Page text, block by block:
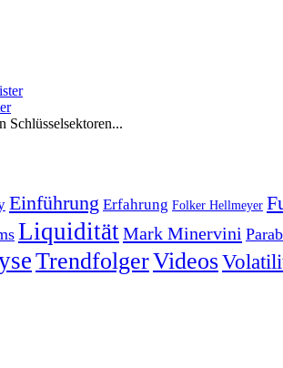
Schlüsselsektoren...
Einführung Erfahrung Folker Hellmeyer
LiquiditätMark Minervini
TrendfolgerVideos